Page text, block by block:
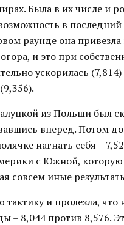
Была в их числе и
в последний
раунде она
и это при
ускорилась
из Польши был
вперед. Потом
нагнать себя –
с Южной,
совсем иные
и пролезла, что
– 8,044 против 8,576.